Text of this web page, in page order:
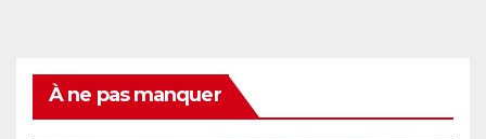
À ne pas manquer